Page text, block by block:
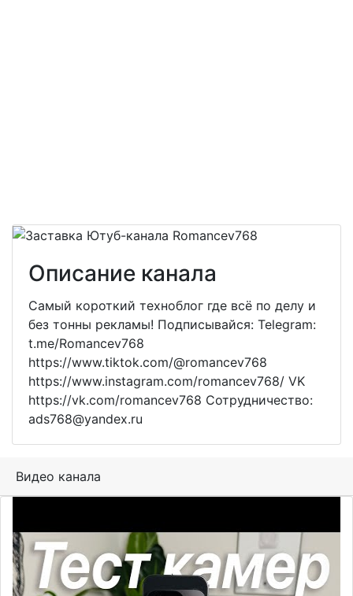
Описание канала
Самый короткий техноблог где всё по делу и
без тонны рекламы! Подписывайся: Telegram:
t.me/Romancev768
https://www.tiktok.com/@romancev768
https://www.instagram.com/romancev768/ VK
https://vk.com/romancev768 Сотрудничество:
ads768@yandex.ru
Видео канала